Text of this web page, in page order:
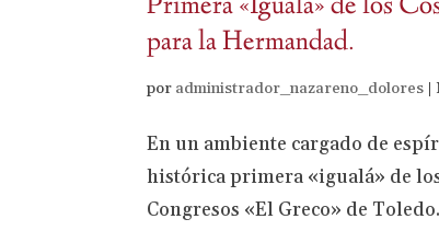
para la Hermandad.
por administrador_nazareno_dolores |
En un ambiente cargado de
histórica primera «igualá» de
Congresos «El Greco» de